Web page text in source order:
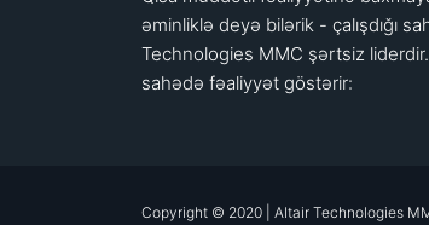
əminliklə deyə bilərik - çalışdığı
Technologies MMC şərtsiz
sahədə fəaliyyət göstərir:
Copyright © 2020 | Altair Technologies